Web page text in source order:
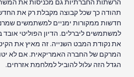
הרשתות החברתיות גם מכניסות את
תהודה כך שכל קבוצה מקבלת רק את
חדשות ממקורות ימניים למשתמשים
למשתמשים ליברלים. הדיון הפוליטי
את נקודת המבט השנייה. זה מאיץ את
המרקם של החברה האמריקאית. אם לא
הגדל הזה עלול להוביל למלחמת אזרחים.